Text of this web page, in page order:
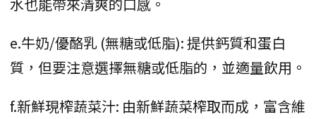
e.牛奶/優酪乳 (無糖或低脂): 提供鈣質和蛋白
質，但要注意選擇無糖或低脂的，並適量飲用。
f.新鮮現榨蔬菜汁: 由新鮮蔬菜榨取而成，富含維